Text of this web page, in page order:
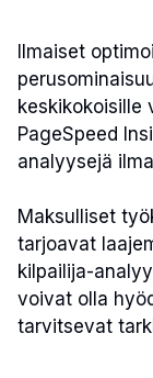
Ilmaiset
keskikokoisille
PageSpeed
analyysejä
Maksulliset
tarjoavat
kilpailija-
voivat olla
tarvitsevat